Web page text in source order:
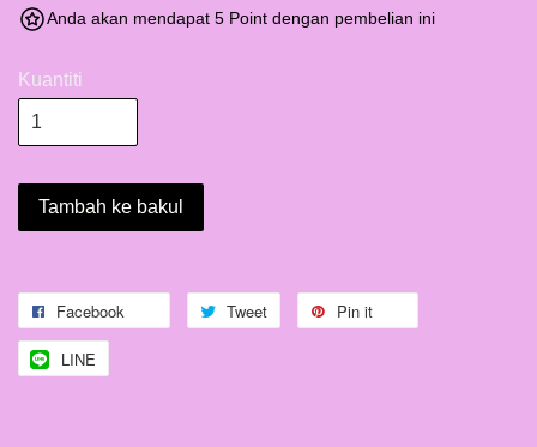
Anda akan mendapat 5 Point dengan pembelian ini
Kuantiti
Tambah ke bakul
Facebook Tweet Pin it
LINE